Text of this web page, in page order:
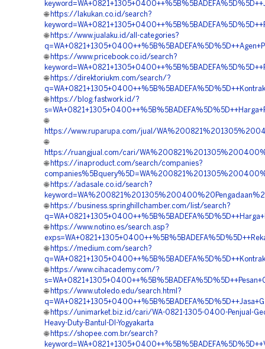
🌐 https://lakukan.co.id/search?
🌐 https://www.jualaku.id/all-categories?
🌐 https://www.pricebook.co.id/search?
🌐 https://direktoriukm.com/search/?
🌐 https://blog.fastwork.id/?
🌐
https://www.ruparupa.com/jual/
🌐
https://ruangjual.com/cari/
🌐 https://inaproduct.com/search/companies?
🌐 https://adasale.co.id/search?
🌐 https://business.springhillchamber.com/list/search?
🌐 https://www.notino.es/search.asp?
🌐 https://medium.com/search?
🌐 https://www.cihacademy.com/?
🌐 https://www.utoledo.edu/search.html?
🌐 https://unimarket.biz.id/cari/WA-0821-1305-0400-Penjual-
Heavy-Duty-Bantul-DI-Yogyakarta
🌐 https://shopee.com.br/search?